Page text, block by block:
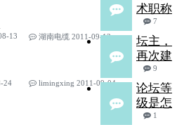
术职称
7
13
湖南电缆 2011-09-13
坛主，
再次建
9
24
limingxing 2011-09-04
论坛等
级是怎
1